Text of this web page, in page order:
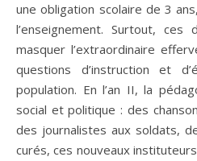
une obligation scolaire de 3
l’enseignement. Surtout,
masquer l’extraordinaire
questions d’instruction et
population. En l’an II, la
social et politique : des
des journalistes aux soldats,
curés, ces nouveaux